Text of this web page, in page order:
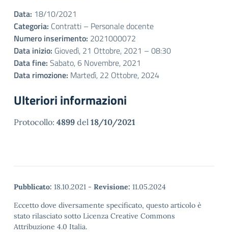
Data: 18/10/2021
Categoria: Contratti – Personale docente
Numero inserimento: 2021000072
Data inizio: Giovedì, 21 Ottobre, 2021 – 08:30
Data fine: Sabato, 6 Novembre, 2021
Data rimozione: Martedì, 22 Ottobre, 2024
Ulteriori informazioni
Protocollo: 4899 del 18/10/2021
Pubblicato: 18.10.2021 - Revisione: 11.05.2024
Eccetto dove diversamente specificato, questo articolo è
stato rilasciato sotto Licenza Creative Commons
Attribuzione 4.0 Italia.